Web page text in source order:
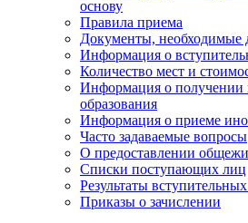
основу
Правила приема
Документы, необходимые
Информация о
Количество мест и
Информация о получении
образования
Информация о приеме
Часто задаваемые вопросы
О предоставлении
Списки поступающих лиц
Результаты
Приказы о зачислении